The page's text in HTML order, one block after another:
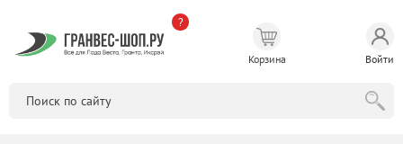
?
Корзина Войти